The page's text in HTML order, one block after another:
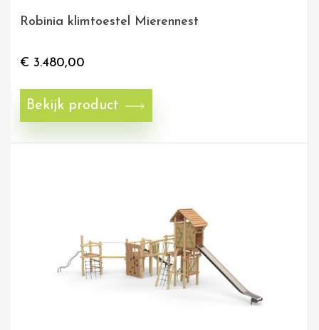
Robinia klimtoestel Mierennest
€ 3.480,00
Bekijk product